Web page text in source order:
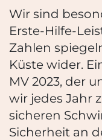
Wir sind
Erste-Hilfe-
Zahlen
Küste wider.
MV 2023, der
wir jedes Jahr
sicheren
Sicherheit an